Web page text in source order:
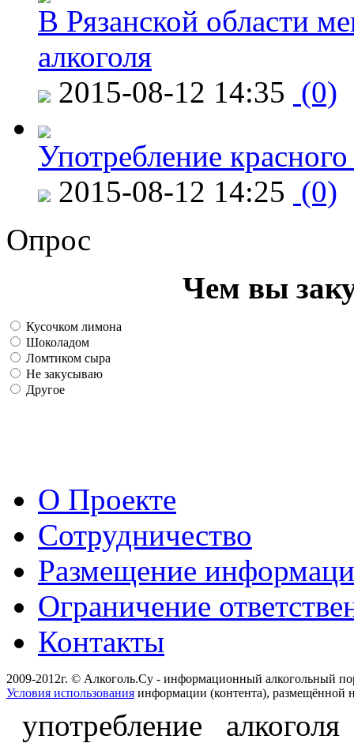
В Рязанской области
алкоголя
2015-08-12 14:35 (0)
Употребление
2015-08-12 14:25 (0)
Опрос
Чем вы
Кусочком лимона
Шоколадом
Ломтиком сыра
Не закусываю
Другое
О Проекте
Сотрудничество
Размещение
Ограничение
Контакты
2009-2012г. © Алкоголь.Су - информационный алкогольный
Условия использования информации (контента), размещённой
употребление